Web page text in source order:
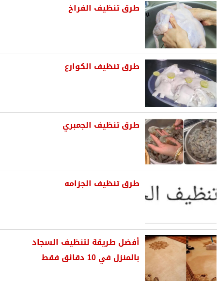
طرق تنظيف الفراخ
طرق تنظيف الكوارع
طرق تنظيف الجمبري
طرق تنظيف الجزامه
أفضل طريقة لتنظيف السجاد
بالمنزل في 10 دقائق فقط